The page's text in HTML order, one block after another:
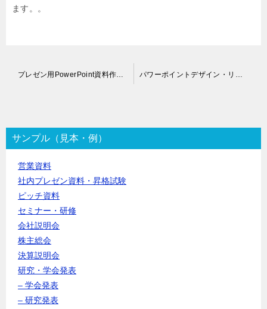
ます。。
ゲ
ー
シ
サンプル（見本・例）
営業資料
社内プレゼン資料・昇格試験
ピッチ資料
セミナー・研修
会社説明会
株主総会
決算説明会
研究・学会発表
– 学会発表
– 研究発表